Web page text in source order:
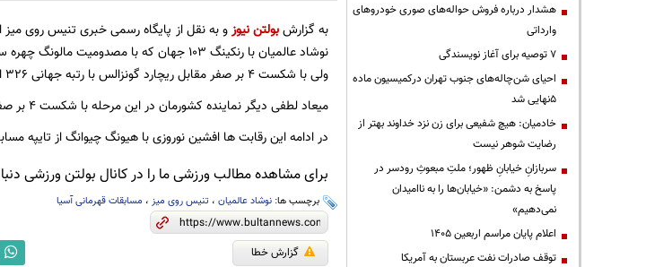
به گزارشبولتن نیوزو به نقل از پایگاه رسمی خبری تنیس روی میز
نوشاد عالمیان با رنکینگ 103 جهان که با
ولی با شکست 4 بر صفر مقابل ریچارد گونزالس با رتبه جهانی 326 از فلیپین از دور مسابقات کنار رفت.
میعاد لطفی دیگر نماینده کشورمان در این مرحله با شکست 4 بر صفر مقابل سین هیوک پاک از کره شمالی حذف شد.
در ادامه این رقابت ها افشین نوروزی با هیونگ چیوانگ از تایپه
برای مشاهده مطالب ورزشی ما را در کانال بولتن ورزشی
برچسب ها: نوشاد عالمیان، تنیس روی میز، مسابقات قهرمانی آسیا
گزارش خطا
هشدار درباره فروش حواله‌های صوری خودروهای
وارداتی
۷ توصیه برای آغاز نویسندگی
احیای شن‌چاله‌های جنوب تهران درکمیسیون ماده
۵نهایی شد
خادمیان: هیچ شفیعی برای زن نزد خداوند بهتر از
رضایت شوهر نیست
سربازانِ خیابانِ ظهور؛ ملتِ مبعوثِ رودسر در
پاسخ به دشمن: «خیابان‌ها را به ناامیدان
نمی‌دهیم»
اعلام پایان مراسم اربعین ۱۴۰۵
توقف صادرات نفت عربستان به آمریکا